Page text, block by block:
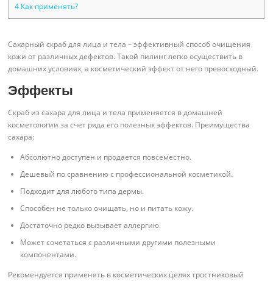
4 Как применять?
Сахарный скраб для лица и тела – эффективный способ очищения
кожи от различных дефектов. Такой пилинг легко осуществить в
домашних условиях, а косметический эффект от него превосходный.
Эффекты
Скраб из сахара для лица и тела применяется в домашней
косметологии за счет ряда его полезных эффектов. Преимущества
сахара:
Абсолютно доступен и продается повсеместно.
Дешевый по сравнению с профессиональной косметикой.
Подходит для любого типа дермы.
Способен не только очищать, но и питать кожу.
Достаточно редко вызывает аллергию.
Может сочетаться с различными другими полезными
компонентами.
Рекомендуется применять в косметических целях тростниковый